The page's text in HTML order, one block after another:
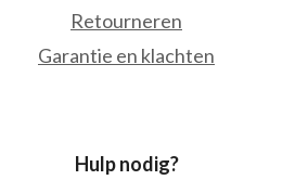
Retourneren
Garantie en klachten
Hulp nodig?